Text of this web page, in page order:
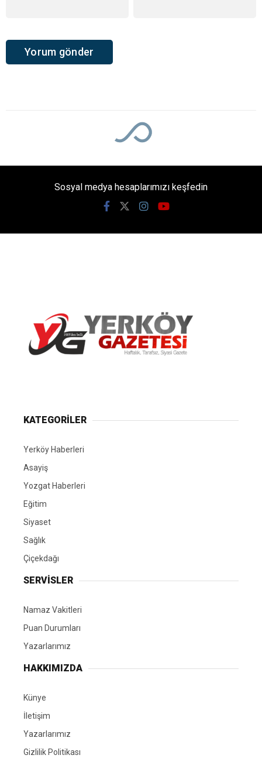
Sosyal medya hesaplarımızı keşfedin
KATEGORİLER
Yerköy Haberleri
Asayiş
Yozgat Haberleri
Eğitim
Siyaset
Sağlık
Çiçekdağı
SERVİSLER
Namaz Vakitleri
Puan Durumları
Yazarlarımız
HAKKIMIZDA
Künye
İletişim
Yazarlarımız
Gizlilik Politikası